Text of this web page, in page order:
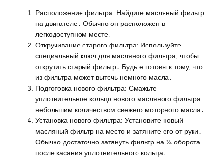
Расположение фильтра: Найдите масляный фильтр
на двигателе․ Обычно он расположен в
легкодоступном месте․
Откручивание старого фильтра: Используйте
специальный ключ для масляного фильтра, чтобы
открутить старый фильтр․ Будьте готовы к тому, что
из фильтра может вытечь немного масла․
Подготовка нового фильтра: Смажьте
уплотнительное кольцо нового масляного фильтра
небольшим количеством свежего моторного масла․
Установка нового фильтра: Установите новый
масляный фильтр на место и затяните его от руки․
Обычно достаточно затянуть фильтр на ¾ оборота
после касания уплотнительного кольца․